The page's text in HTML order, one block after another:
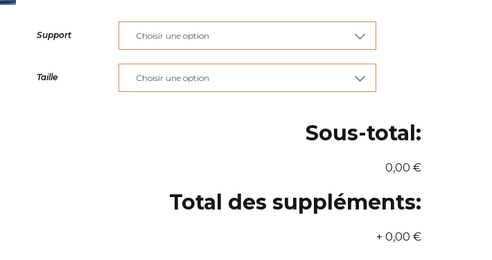
prix :
€115,00
à
Support
Taille
Sous-total:
0,00 €
Total des suppléments:
+ 0,00 €